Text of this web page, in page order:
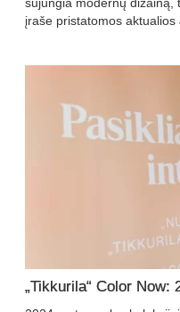
sujungia modernų dizainą,
įraše pristatomos
„Tikkurila“ Color Now: